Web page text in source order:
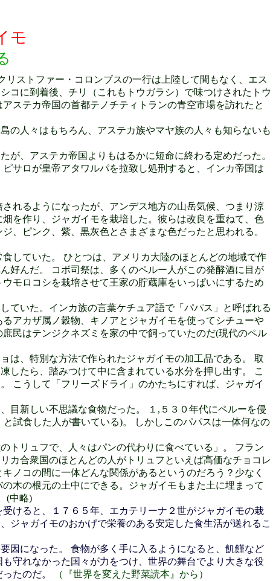
モ
ストファー・コロンブスの一行は上陸して間もなく、エス
コに到着後、チリ（これもトウガラシ）で味つけされたトウ
ステカ帝国の首都テノチティトランの青空市場を訪れたと
人々はもちろん、アステカ族やマヤ族の人々も知らないも
、アステカ帝国よりもはるかに短命に終わる定めだった。
サロが皇帝アタワルパを拉致し処刑すると、インカ帝国は
れるようになったが、アンデス地方の山岳気候、つまり涼
を作り、ジャガイモを栽培した。彼らは改良を重ねて、色
、ピンク、紫、黒灰色とさまざまな色だったと思われる。
していた。 ひとつは、アメリカ大陸のほとんどの地域で作
好んだ。 コボ司祭は、多くのペルー人がこの発酵酒に目が
モロコシを栽培させて王家の貯蔵庫をいっぱいにするため
いた。インカ族の言葉ケチュア語で「パパス」と呼ばれる
アカザ属ノ穀物、キノアとジャガイモを使ってシチューや
民はテンジクネズミを家の中で飼っていたのだ(現代のペル
、特別な方法で作られたジャガイモの加工品である。 取
したら、踏みつけて中に含まれている水分を押し出す。 こ
こうして「フリーズドライ」のかたちにすれば、ジャガイ
目新しい不思議な食物だった。 １,５３０年代にペルーを侵
試食した人が書いている)。 しかしこのパパスは一体何なの
トリュフで、人々はパンの代わりに食べている」。 フラン
カ合衆国のほとんどの人がトリュフといえば高価なチョコレ
ノコの間に一体どんな関係があるというのだろう？少なく
木の根元の土中にできる。ジャガイモもまた土に埋まって
(中略)
けると、１７６５年、エカテリーナ２世がジャガイモの栽
ジャガイモのおかげで栄養のある安定した食生活が送れるこ
因になった。 食物が多く手に入るようになると、飢饉など
守れなかった国々が力をつけ、世界の舞台でより大きな役
たのだ。
（『世界を変えた野菜読本』から）